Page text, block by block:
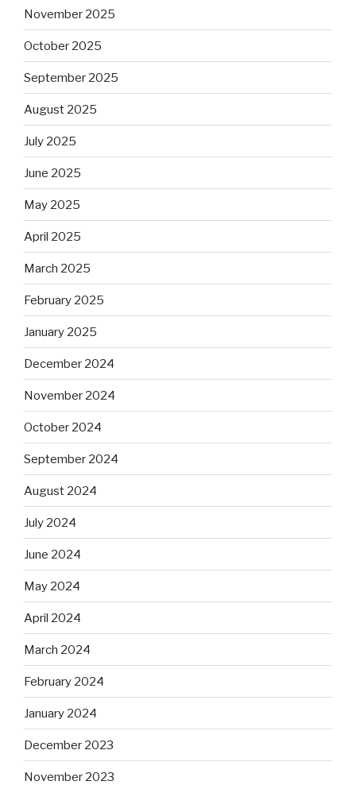
November 2025
October 2025
September 2025
August 2025
July 2025
June 2025
May 2025
April 2025
March 2025
February 2025
January 2025
December 2024
November 2024
October 2024
September 2024
August 2024
July 2024
June 2024
May 2024
April 2024
March 2024
February 2024
January 2024
December 2023
November 2023